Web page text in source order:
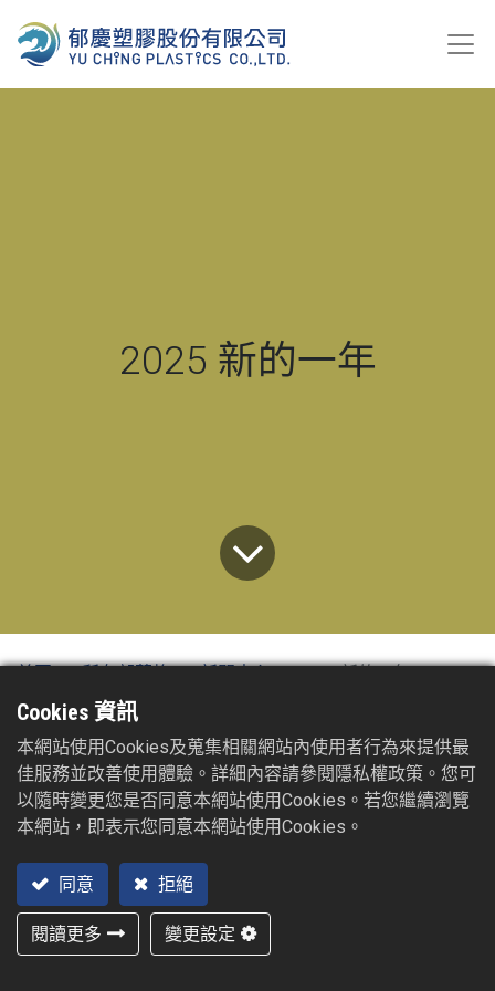
2025 新的一年
首頁 所有部落格 新聞中心 2025 新的一年
2024/12/30
親愛的合作夥伴們：
2024年的成就 :
取得ISO-14067碳足跡證書
取得ISO-14064溫室氣體證書
Cookies 資訊
本網站使用Cookies及蒐集相關網站內使用者行為來提供最
佳服務並改善使用體驗。詳細內容請參閱隱私權政策。您可
以隨時變更您是否同意本網站使用Cookies。若您繼續瀏覽
本網站，即表示您同意本網站使用Cookies。
同意 拒絕
閱讀更多 變更設定